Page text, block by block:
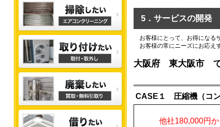
5．サービスの開発
お客様にとって、お得になる
お客様の常にニーズにお応え
大阪府 東大阪市
CASE１ 圧縮機（コ
他社180,000円